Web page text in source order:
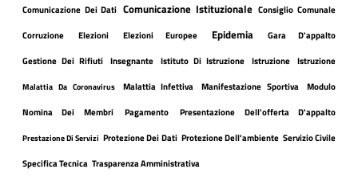
Comunicazione Dei Dati Comunicazione Istituzionale Consiglio Comunale
Corruzione
Elezioni Elezioni Europee Epidemia
Gara D'appalto
Gestione Dei Rifiuti Insegnante Istituto Di Istruzione Istruzione Istruzione
Malattia Da Coronavirus Malattia Infettiva Manifestazione Sportiva
Modulo
Nomina Dei Membri
Pagamento Presentazione Dell'offerta D'appalto
Prestazione Di Servizi Protezione Dei Dati Protezione Dell'ambiente Servizio Civile
Specifica Tecnica Trasparenza Amministrativa